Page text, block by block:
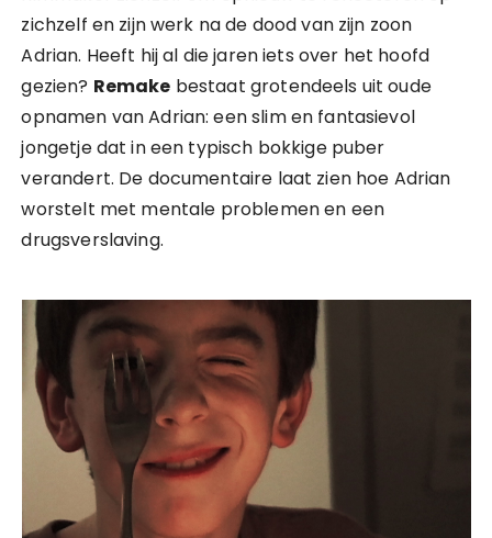
zichzelf en zijn werk na de dood van zijn zoon
Adrian. Heeft hij al die jaren iets over het hoofd
gezien? Remake bestaat grotendeels uit oude
opnamen van Adrian: een slim en fantasievol
jongetje dat in een typisch bokkige puber
verandert. De documentaire laat zien hoe Adrian
worstelt met mentale problemen en een
drugsverslaving.